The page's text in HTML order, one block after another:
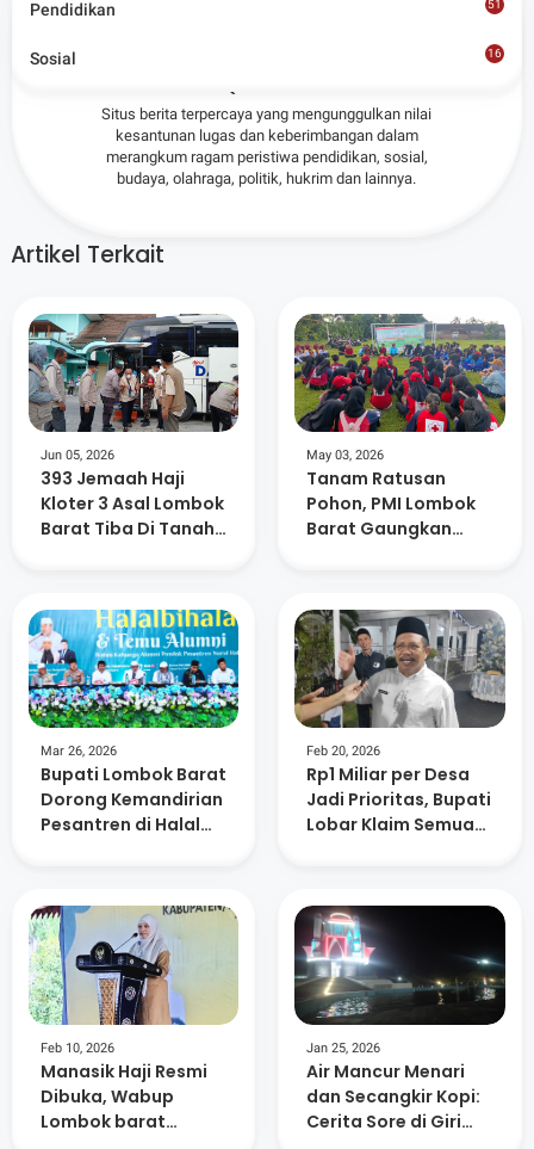
Situs berita terpercaya yang mengunggulkan nilai
kesantunan lugas dan keberimbangan dalam
merangkum ragam peristiwa pendidikan, sosial,
budaya, olahraga, politik, hukrim dan lainnya.
Artikel Terkait
Jun 05, 2026
393 Jemaah Haji
Kloter 3 Asal Lombok
Barat Tiba Di Tanah
May 03, 2026
Tanam Ratusan
Pohon, PMI Lombok
Barat Gaungkan
Mar 26, 2026
Bupati Lombok Barat
Dorong Kemandirian
Pesantren di Halal
Feb 20, 2026
Rp1 Miliar per Desa
Jadi Prioritas, Bupati
Lobar Klaim Semua
Feb 10, 2026
Manasik Haji Resmi
Dibuka, Wabup
Lombok barat
Jan 25, 2026
Air Mancur Menari
dan Secangkir Kopi:
Cerita Sore di Giri
Pendidikan 51
Sosial
16